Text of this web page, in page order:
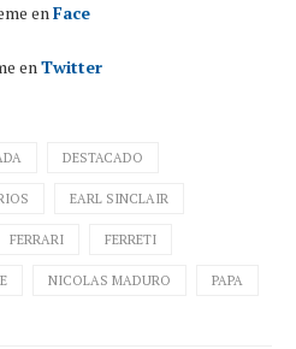
enFace
enTwitter
DESTACADO
EARL SINCLAIR
FERRARI FERRETI
NICOLAS MADURO PAPA